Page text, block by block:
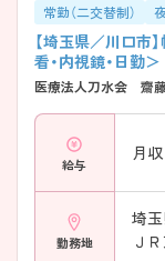
常勤（二交替制）
【埼玉県／川口市
看・内視鏡・日勤＞
医療法人刀水会 齋
給与
月収
勤務地
埼
Ｊ